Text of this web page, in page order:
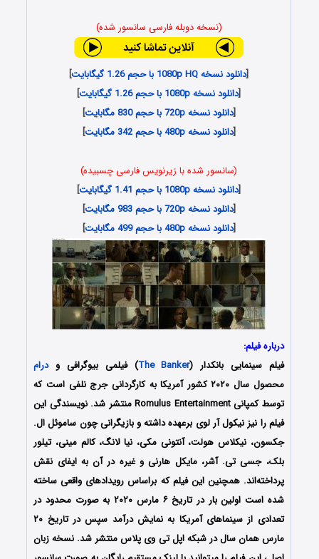
(نسخه دوبله فارسی سانسور شده)
[دانلود نسخه 1080p HQ با حجم 1.26 گیگابایت
]
[دانلود نسخه 1080p با حجم 1.26 گیگابایت
]
[دانلود نسخه 720p با حجم 830 مگابایت
]
[دانلود نسخه 480p با حجم 342 مگابایت ]
(سانسور شده با زیرنویس فارسی چسبیده)
[دانلود نسخه 1080p با حجم 1.41 گیگابایت
]
[دانلود نسخه 720p با حجم 983 مگابایت
]
[دانلود نسخه 480p با حجم 499 مگابایت ]
درباره فیلم:
فیلم سینمایی بانکدار (The Banker) فیلمی بیوگرافی ودرام
محصول سال ۲۰۲۰ کشور آمریکا به کارگردانی جرج نلفی است که
توسط کمپانی Romulus Entertainment منتشر شد. نویسندگی این
فیلم را نیز نیکول آر لوی برعهده داشته و بازیگرانی چون ساموئل ال.
جکسون، نیکلاس هولت، آنتونی مکی، نیا لانگ، کالم مینی، تیلور
بلک، جسی تی. آشر، مایکل هارنی و غیره در آن به ایفای نقش
پرداخته‌اند. همچنین این فیلم که براساس رویدادهای واقعی ساخته
‌شده است اولین بار در تاریخ ۶ مارس ۲۰۲۰ به صورت محدود در
تعدادی از سینماهای آمریکا به نمایش درآمد سپس در تاریخ ۲۰
مارس همان سال در شبکه اپل تی‌ وی پلاس منتشر شد. نسخه زبان